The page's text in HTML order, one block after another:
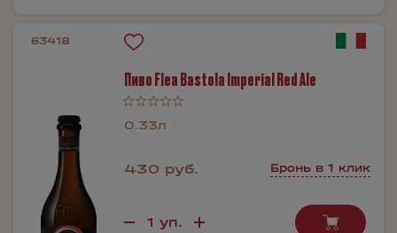
63418
Пиво Flea Bastola Imperial Red Ale
0.33л
430 руб. Бронь в 1 клик